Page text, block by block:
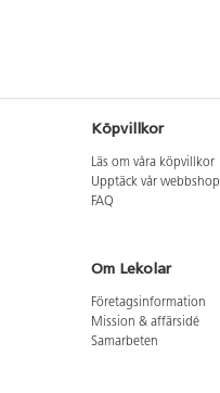
Köpvillkor
Läs om våra köpvillkor
Upptäck vår webbshop
FAQ
Om Lekolar
Företagsinformation
Mission & affärsidé
Samarbeten